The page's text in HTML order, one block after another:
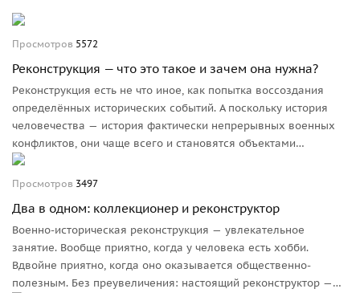
Просмотров 5572
Реконструкция — что это такое и зачем она нужна?
Реконструкция есть не что иное, как попытка воссоздания
определённых исторических событий. А поскольку история
человечества — история фактически непрерывных военных
конфликтов, они чаще всего и становятся объектами
внимания реконструкторов.
Просмотров 3497
Два в одном: коллекционер и реконструктор
Военно-историческая реконструкция — увлекательное
занятие. Вообще приятно, когда у человека есть хобби.
Вдвойне приятно, когда оно оказывается общественно-
полезным. Без преувеличения: настоящий реконструктор —